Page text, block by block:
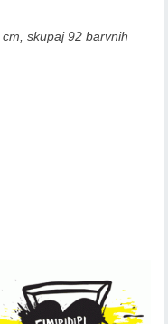
skupaj 92 barvnih